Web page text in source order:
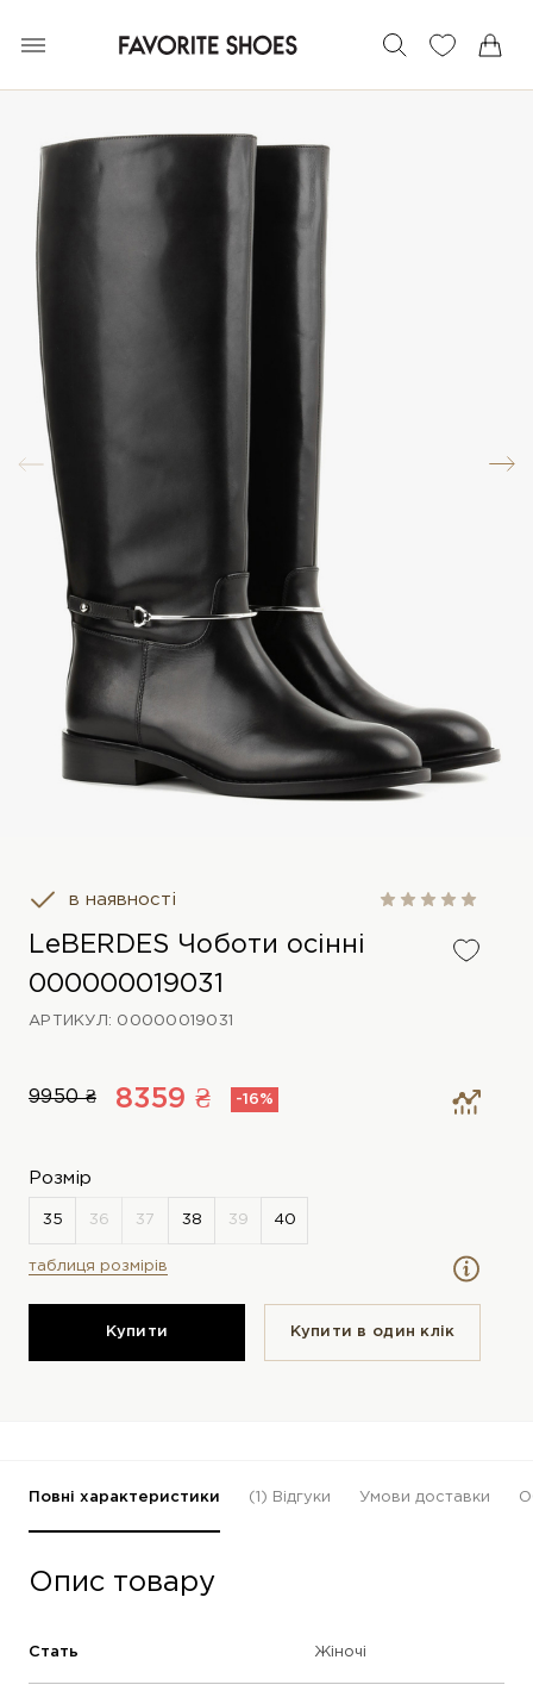
в наявності
LeBERDES Чоботи осінні
000000019031
АРТИКУЛ: 00000019031
9950 ₴ 8359 ₴ -16%
Розмір
таблиця розмірів
Купити Купити в один клiк
Повні характеристики (1) Відгуки Умови доставки
Опис товару
Стать Жіночі